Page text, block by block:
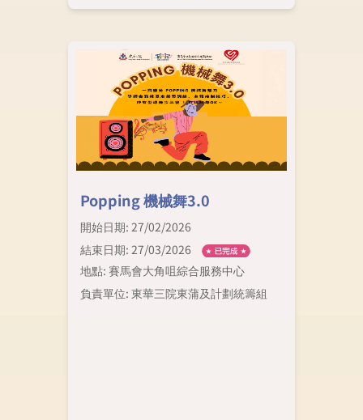
Popping 機械舞3.0
開始日期: 27/02/2026
結束日期: 27/03/2026
地點: 賽馬會大角咀綜合服務中心
負責單位: 東華三院東蒲及計劃統籌組